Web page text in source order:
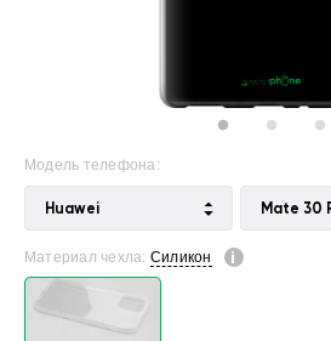
Модель телефона:
Huawei Mate 30
Материал чехла: Силикон